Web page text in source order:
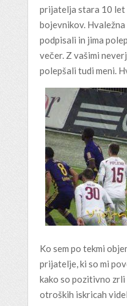
prijatelja stara 10 let
bojevnikov. Hvaležna
podpisali in jima
večer. Z vašimi
polepšali tudi meni.
Ko sem po tekmi
prijatelje, ki so mi
kako so pozitivno zrli
otroških iskricah